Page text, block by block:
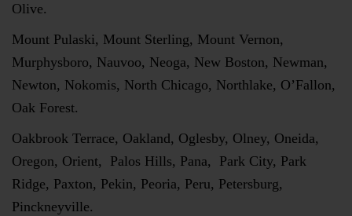
Olive.
Mount Pulaski, Mount Sterling, Mount Vernon,
Murphysboro, Nauvoo, Neoga, New Boston, Newman,
Newton, Nokomis, North Chicago, Northlake, O’Fallon,
Oak Forest.
Oakbrook Terrace, Oakland, Oglesby, Olney, Oneida,
Oregon, Orient, Palos Hills, Pana, Park City, Park
Ridge, Paxton, Pekin, Peoria, Peru, Petersburg,
Pinckneyville.